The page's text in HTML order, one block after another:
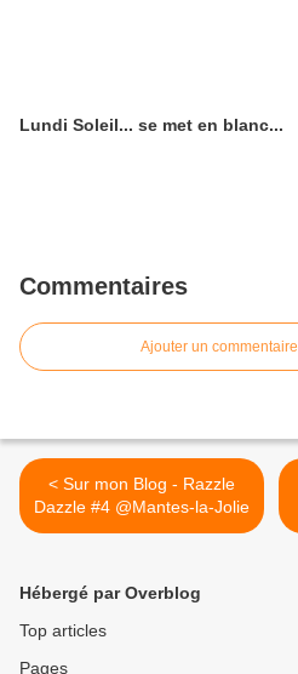
Lundi Soleil... se met en blanc...
Commentaires
Ajouter un commentaire
< Sur mon Blog - Razzle
Dazzle #4 @Mantes-la-Jolie
Hébergé par Overblog
Top articles
Pages